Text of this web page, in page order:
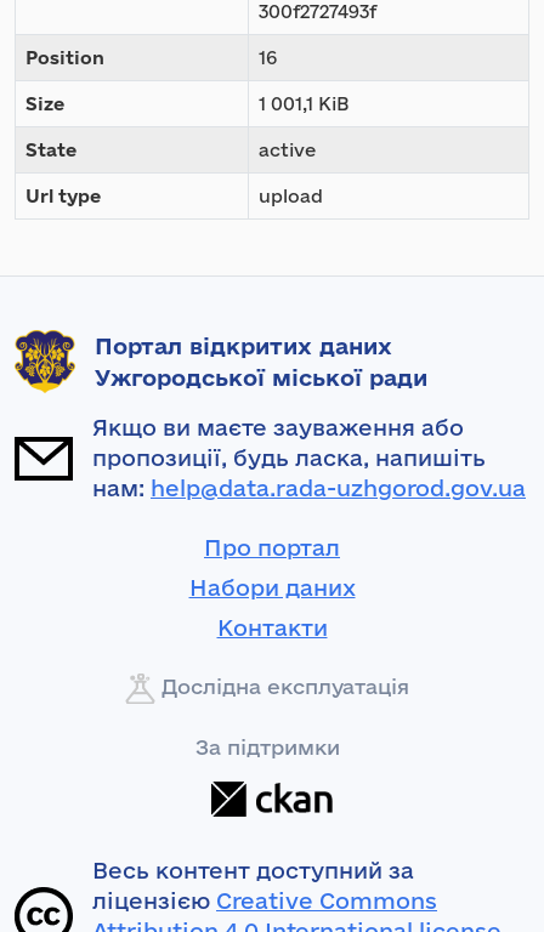
300f2727493f
Position 16
Size 1 001,1 KiB
State active
Url type upload
Портал відкритих даних
Ужгородської міської ради
Якщо ви маєте зауваження або
пропозиції, будь ласка, напишіть
нам: help@data.rada-uzhgorod.gov.ua
Про портал
Набори даних
Контакти
Дослідна експлуатація
За підтримки
Весь контент доступний за
ліцензією Creative Commons